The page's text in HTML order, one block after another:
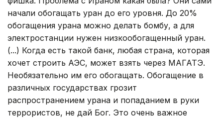
начали обогащать уран до его уровня. До 20%
обогащения урана можно делать бомбу, а для
электростанции нужен низкообогащенный уран.
(...) Когда есть такой банк, любая страна, которая
хочет строить АЭС, может взять через МАГАТЭ.
Необязательно им его обогащать. Обогащение в
различных государствах грозит
распространением урана и попаданием в руки
террористов, не дай Бог. Это очень важное